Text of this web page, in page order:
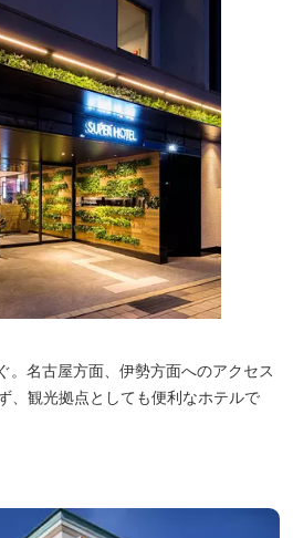
。名古屋方面、伊勢方面へのアクセス
、観光拠点としても便利なホテルで